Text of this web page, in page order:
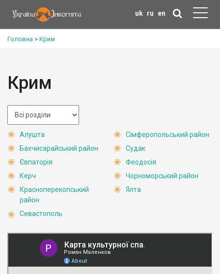
uk ru en
Головна > Крим
Крим
Алушта
Бахчисарайський район
Євпаторія
Керч
Красноперекопський
район
Севастополь
Сімферопольський район
Судак
Феодосія
Чорноморський район
Ялта